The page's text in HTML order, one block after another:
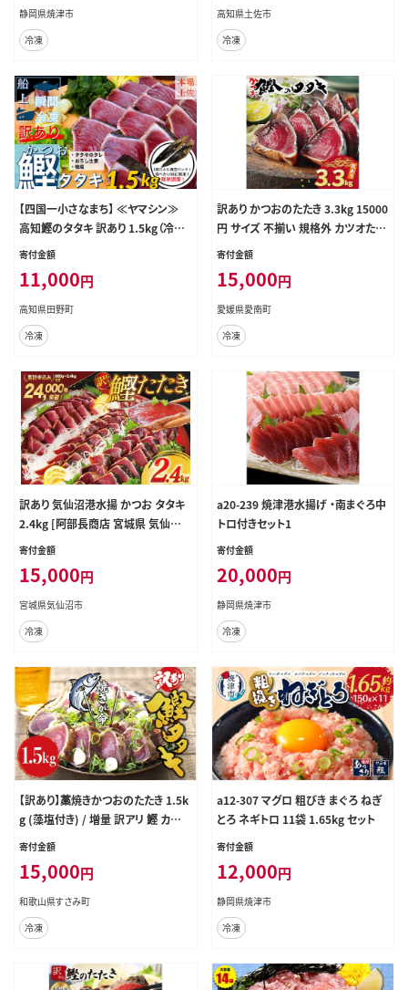
静岡県焼津市
冷凍
海鮮 わら焼き 冷凍 小分け 高知 個
包装 おつまみ おかず 晩ごはん 惣菜
ふるさと納税 返礼品 高知県 高知 刺
高知県土佐市
冷凍
【四国一小さなまち】 ≪ヤマシン≫
高知鰹のタタキ 訳あり 1.5kg（冷凍）
タレ・おろし生姜・柚塩付き
寄付金額
11,000円
高知県田野町
冷凍
訳あり かつおのたたき 3.3kg 15000
円 サイズ 不揃い 規格外 カツオたた
き わけあり 鰹たたき 鰹のたたき 旬
け 真空 パック 個包装 新鮮 鮮魚 天
然 鰹 四国一 水揚げ 一本釣 黒潮 上
り 戻り カツオ タタキ 肉 厚 冷凍 人
気 ランキング おかず 加工品 本場 晩
町 愛媛県
寄付金額
15,000円
愛媛県愛南町
冷凍
訳あり 気仙沼港水揚 かつお タタキ
2.4kg [阿部長商店 宮城県 気仙沼
市 20564730] 魚介類 魚介 海鮮 魚
き たたき 冷凍 規格外 不揃い 訳アリ
わけあり
寄付金額
15,000円
宮城県気仙沼市
冷凍
a20-239 焼津港水揚げ ・南まぐろ中
トロ付きセット1
寄付金額
20,000円
静岡県焼津市
冷凍
【訳あり】藁焼きかつおのたたき 1.5k
g (藻塩付き) / 増量 訳アリ 鰹 カツオ
タタキ カツオのたたき 鰹のたたき 丼
刺身【nks106A】
寄付金額
15,000円
和歌山県すさみ町
冷凍
a12-307 マグロ 粗びき まぐろ ねぎ
とろ ネギトロ 11袋 1.65kg セット
寄付金額
12,000円
静岡県焼津市
冷凍